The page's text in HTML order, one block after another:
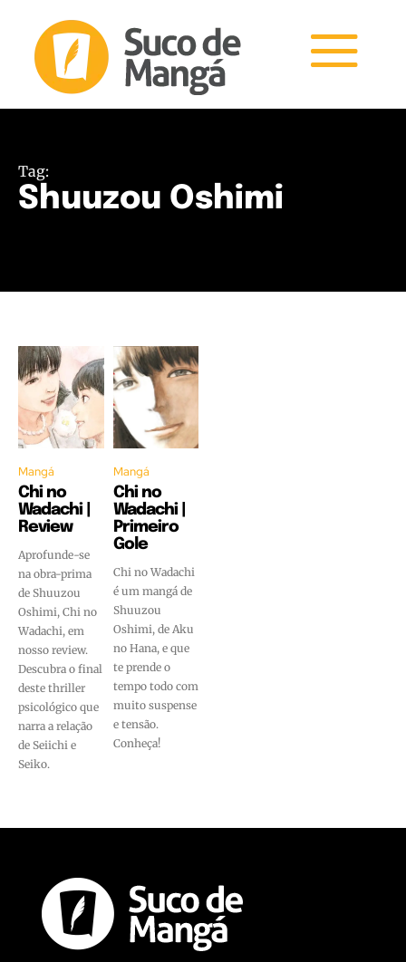
Tag:
Shuuzou Oshimi
Mangá
Chi no
Wadachi |
Review
Aprofunde-se
na obra-prima
de Shuuzou
Oshimi, Chi no
Wadachi, em
nosso review.
Descubra o final
deste thriller
psicológico que
narra a relação
de Seiichi e
Seiko.
Mangá
Chi no
Wadachi |
Primeiro
Gole
Chi no Wadachi
é um mangá de
Shuuzou
Oshimi, de Aku
no Hana, e que
te prende o
tempo todo com
muito suspense
e tensão.
Conheça!